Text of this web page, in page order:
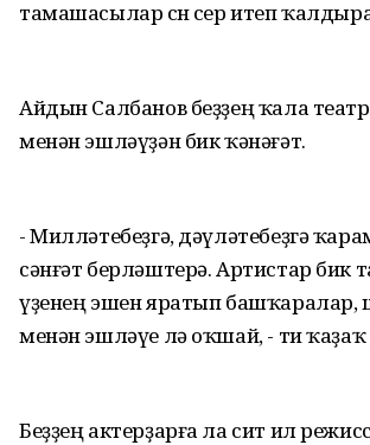
тамашасылар өсөн сер итеп
Айдын Салбанов беҙҙең ҡала
менән эшләүҙән бик ҡәнәғәт.
- Милләтебеҙгә, дәүләтебеҙгә
сәнғәт берләштерә. Артистар бик
үҙенең эшен яратып башҡаралар,
менән эшләүе лә оҡшай, - ти
Беҙҙең актерҙарға ла сит ил